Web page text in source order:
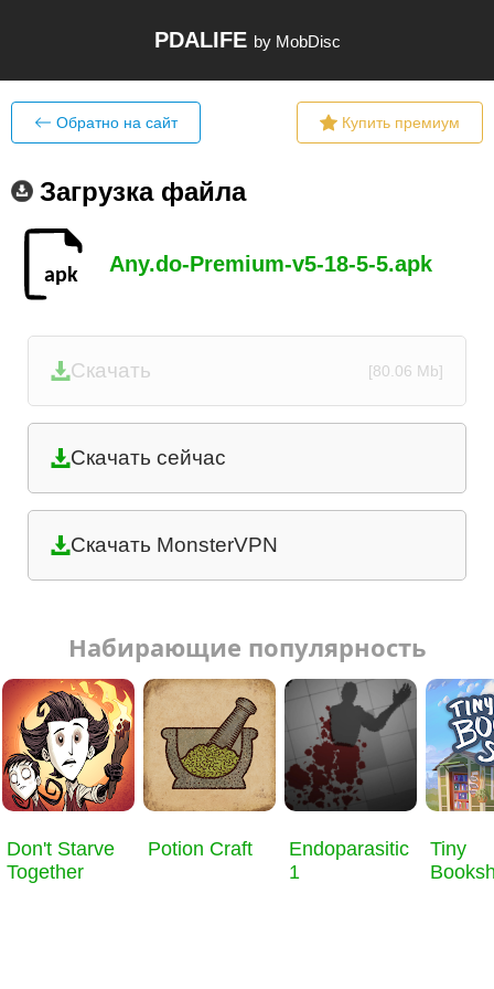
PDALIFE by MobDisc
Обратно на сайт Купить премиум
Загрузка файла
Any.do-Premium-v5-18-5-5.apk
Скачать [80.06 Mb]
Скачать сейчас
Скачать MonsterVPN
Набирающие популярность
Don't Starve
Together
Potion Craft
Endoparasitic
1
Tiny